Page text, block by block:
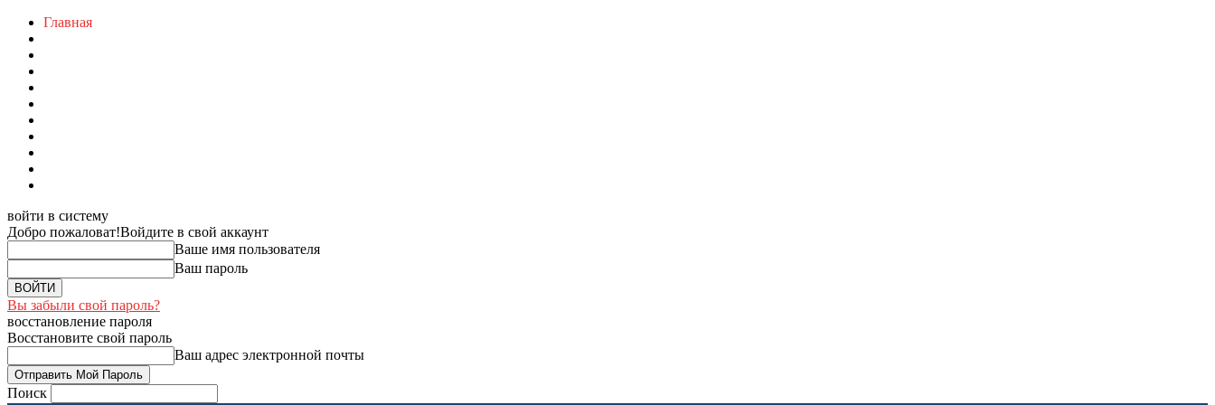
Главная
войти в систему
Добро пожаловат!Войдите в свой аккаунт
Ваше имя пользователя
Ваш пароль
Вы забыли свой пароль?
восстановление пароля
Восстановите свой пароль
Ваш адрес электронной почты
Поиск